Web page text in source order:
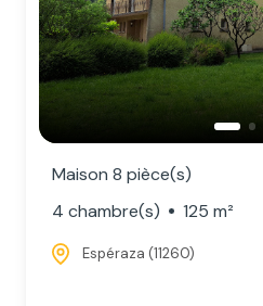
CONTACTER
Maison 8 pièce(s)
4 chambre(s)
125 m²
Espéraza (11260)